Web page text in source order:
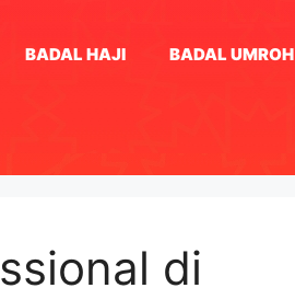
BADAL HAJI BADAL UMROH
di